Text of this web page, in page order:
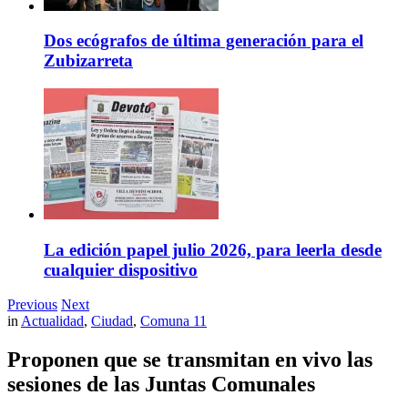
Dos ecógrafos de última generación para el
Zubizarreta
La edición papel julio 2026, para leerla desde
cualquier dispositivo
Previous Next
inActualidad, Ciudad, Comuna 11
Proponen que se transmitan en vivo las
sesiones de las Juntas Comunales